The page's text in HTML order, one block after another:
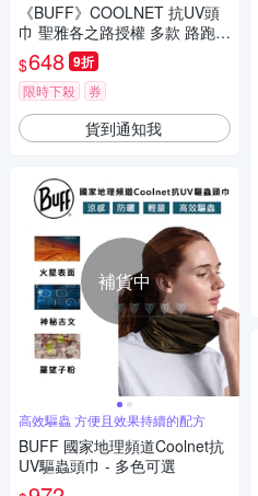
《BUFF》COOLNET 抗UV頭
巾 聖雅各之路授權 多款 路跑/
防曬/健行/單車/爬山/防疫
$648 9折
限時下殺 券
貨到通知我
補貨中
高效驅蟲 方便且效果持續的配方
BUFF 國家地理頻道Coolnet抗
UV驅蟲頭巾 - 多色可選